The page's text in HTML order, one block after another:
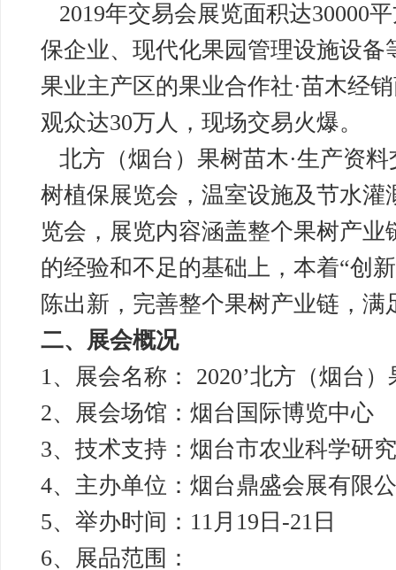
2019年交易会展览面积达30000
保企业、现代化果园管理设施设
果业主产区的果业合作社·苗木经
观众达30万人，现场交易火爆。
北方（烟台）果树苗木·生产资
树植保展览会，温室设施及节水
览会，展览内容涵盖整个果树产
的经验和不足的基础上，本着“创
陈出新，完善整个果树产业链
二、展会概况
1、展会名称： 2020’北方（烟台
2、展会场馆：烟台国际博览中心
3、技术支持：烟台市农业科学研
4、主办单位：烟台鼎盛会展有限
5、举办时间：11月19日-21日
6、展品范围：